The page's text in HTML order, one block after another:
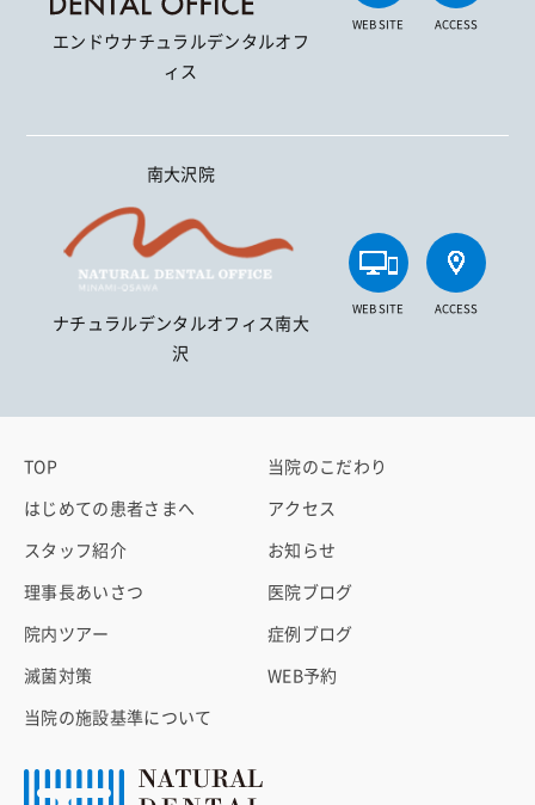
エンドウナチュラルデンタルオフ
ィス
WEB SITE ACCESS
南大沢院
ナチュラルデンタルオフィス南大
沢
WEB SITE ACCESS
TOP
はじめての患者さまへ
スタッフ紹介
理事長あいさつ
院内ツアー
滅菌対策
当院の施設基準について
当院のこだわり
アクセス
お知らせ
医院ブログ
症例ブログ
WEB予約